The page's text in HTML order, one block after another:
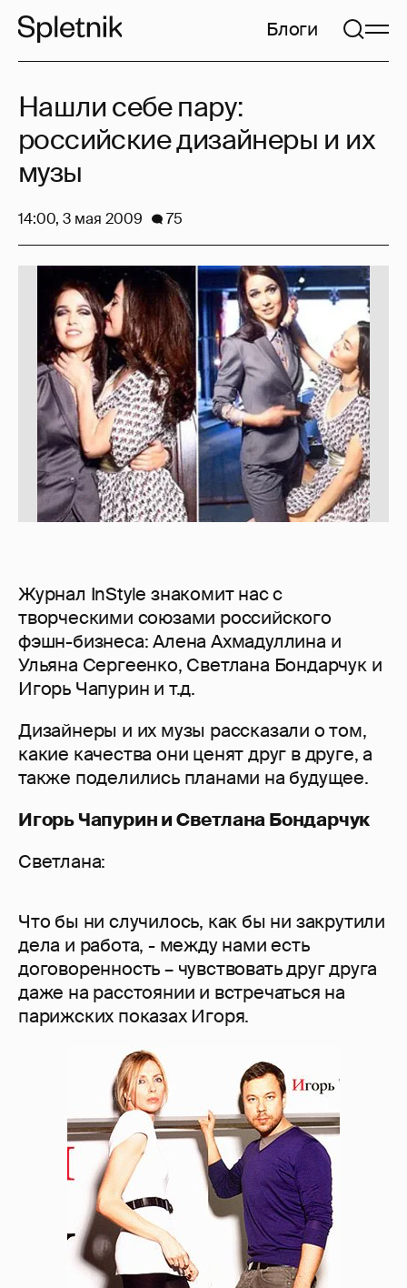
Блоги
Журнал InStyle знакомит нас с
творческими союзами российского
фэшн-бизнеса: Алена Ахмадуллина и
Ульяна Сергеенко, Светлана Бондарчук и
Игорь Чапурин и т.д.
Дизайнеры и их музы рассказали о том,
какие качества они ценят друг в друге, а
также поделились планами на будущее.
Игорь Чапурин и Светлана Бондарчук
Светлана:
Что бы ни случилось, как бы ни закрутили
дела и работа, - между нами есть
договоренность – чувствовать друг друга
даже на расстоянии и встречаться на
парижских показах Игоря.
Нашли себе пару:
российские дизайнеры и их
музы
14:00, 3 мая 2009 75